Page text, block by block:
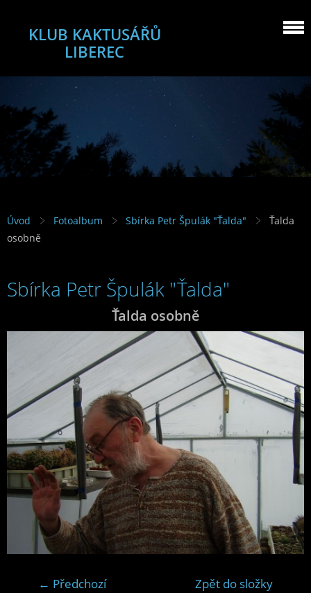
KLUB KAKTUSÁŘŮ
LIBEREC
Úvod Fotoalbum Sbírka Petr Špulák "Ťalda"
Ťalda
osobně
Sbírka Petr Špulák "Ťalda"
Ťalda osobně
← Předchozí Zpět do složky